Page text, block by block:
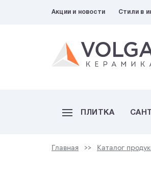
Акции и новости Стили в
ПЛИТКА
Главная Каталог